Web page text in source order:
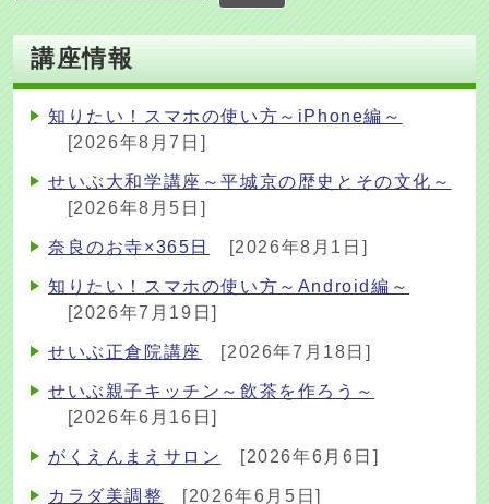
講座情報
知りたい！スマホの使い方～iPhone編～
[2026年8月7日]
せいぶ大和学講座～平城京の歴史とその文化～
[2026年8月5日]
奈良のお寺×365日 [2026年8月1日]
知りたい！スマホの使い方～Android編～
[2026年7月19日]
せいぶ正倉院講座 [2026年7月18日]
せいぶ親子キッチン～飲茶を作ろう～
[2026年6月16日]
がくえんまえサロン [2026年6月6日]
カラダ美調整 [2026年6月5日]